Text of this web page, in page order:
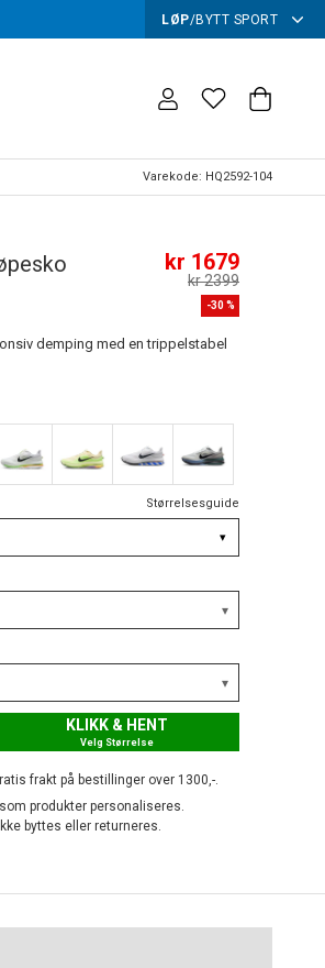
LØP/BYTT SPORT
Varekode: HQ2592-104
-30 %
kr 1679
kr 2399
demping med en trippelstabel
Størrelsesguide
▾
KLIKK & HENT
Velg Størrelse
frakt på bestillinger over 1300,-.
produkter personaliseres.
byttes eller returneres.